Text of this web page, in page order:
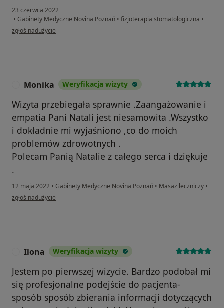
23 czerwca 2022
• Gabinety Medyczne Novina Poznań • fizjoterapia stomatologiczna •
w opinii użytkownika Mateusz
zgłoś nadużycie
Monika Weryfikacja wizyty
Wizyta przebiegała sprawnie .Zaangażowanie i
empatia Pani Natali jest niesamowita .Wszystko
i dokładnie mi wyjaśniono ,co do moich
problemów zdrowotnych .
Polecam Panią Natalie z całego serca i dziękuje
.
12 maja 2022 • Gabinety Medyczne Novina Poznań • Masaż leczniczy •
w opinii użytkownika Monika
zgłoś nadużycie
Ilona Weryfikacja wizyty
Jestem po pierwszej wizycie. Bardzo podobał mi
się profesjonalne podejście do pacjenta-
sposób sposób zbierania informacji dotyczących